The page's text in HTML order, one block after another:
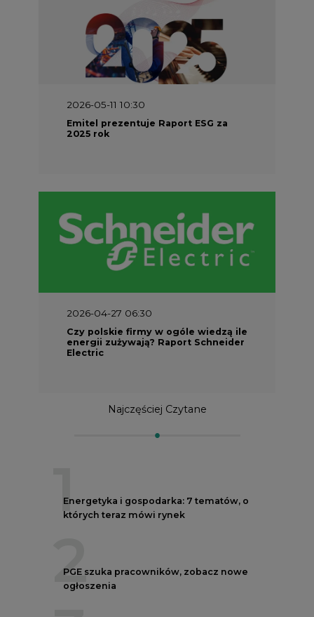
2026-05-11 10:30
Emitel prezentuje Raport ESG za
2025 rok
2026-04-27 06:30
Czy polskie firmy w ogóle wiedzą ile
energii zużywają? Raport Schneider
Electric
Najczęściej Czytane
1
Energetyka i gospodarka: 7 tematów, o
których teraz mówi rynek
2
PGE szuka pracowników, zobacz nowe
ogłoszenia